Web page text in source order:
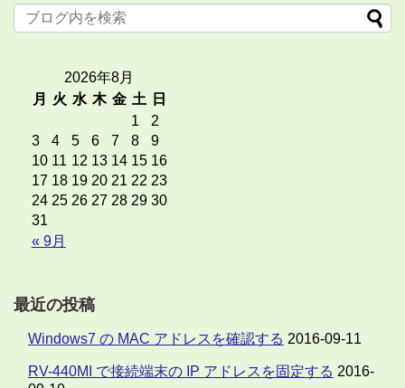
2026年8月
月
火 水 木 金 土 日
« 9月
1
2
3
4 5 6 7 8
9
10 11 12 13 14 15 16
17 18 19 20 21 22 23
24 25 26 27 28 29 30
31
最近の投稿
Windows7 の MAC アドレスを確認する 2016-09-11
RV-440MI で接続端末の IP アドレスを固定する 2016-